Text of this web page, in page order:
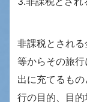
非課税とされ
等からその旅
出に充てるも
行の目的、目